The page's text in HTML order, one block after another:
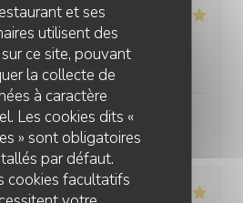
et ses
utilisent des
ce site, pouvant
la collecte de
à caractère
Les cookies dits «
» sont obligatoires
par défaut.
cookies facultatifs
2
:5/5 Cuisine: 5/5 Qualité / Prix